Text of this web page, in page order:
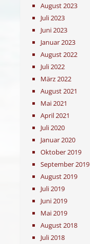
August 2023
Juli 2023
Juni 2023
Januar 2023
August 2022
Juli 2022
März 2022
August 2021
Mai 2021
April 2021
Juli 2020
Januar 2020
Oktober 2019
September 2019
August 2019
Juli 2019
Juni 2019
Mai 2019
August 2018
Juli 2018